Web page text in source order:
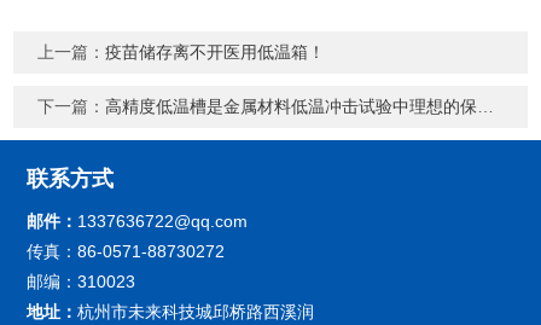
上一篇：疫苗储存离不开医用低温箱！
下一篇：高精度低温槽是金属材料低温冲击试验中理想的保温设备
联系方式
邮件： 1337636722@qq.com
传真：86-0571-88730272
邮编：310023
地址：杭州市未来科技城邱桥路西溪润